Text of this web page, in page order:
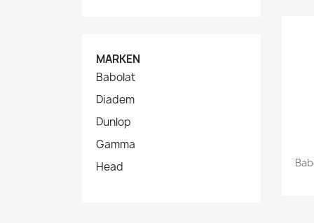
MARKEN
Babolat
Diadem
Dunlop
Gamma
Head